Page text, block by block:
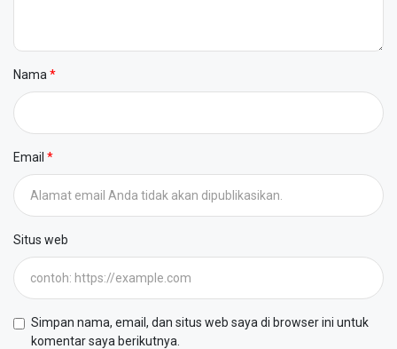
Nama
Email
Situs web
Simpan nama, email, dan situs web saya di browser ini untuk
komentar saya berikutnya.